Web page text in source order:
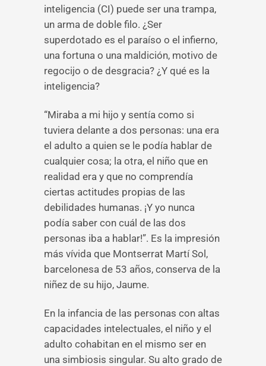
inteligencia (CI) puede ser una trampa,
un arma de doble filo. ¿Ser
superdotado es el paraíso o el infierno,
una fortuna o una maldición, motivo de
regocijo o de desgracia? ¿Y qué es la
inteligencia?
“Miraba a mi hijo y sentía como si
tuviera delante a dos personas: una era
el adulto a quien se le podía hablar de
cualquier cosa; la otra, el niño que en
realidad era y que no comprendía
ciertas actitudes propias de las
debilidades humanas. ¡Y yo nunca
podía saber con cuál de las dos
personas iba a hablar!”. Es la impresión
más vívida que Montserrat Martí Sol,
barcelonesa de 53 años, conserva de la
niñez de su hijo, Jaume.
En la infancia de las personas con altas
capacidades intelectuales, el niño y el
adulto cohabitan en el mismo ser en
una simbiosis singular. Su alto grado de